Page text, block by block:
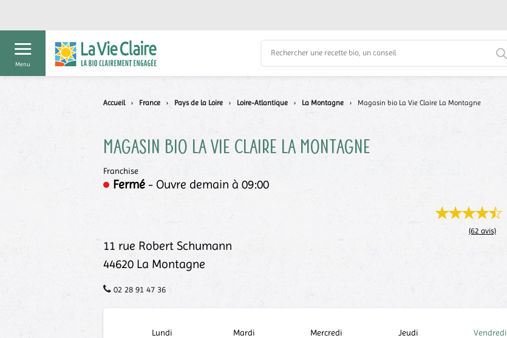
Menu
Magasin bio La Vie Claire La Montagne
Franchise
Fermé- Ouvre demain à 09:00
(62 avis)
11 rue Robert Schumann
44620 La Montagne
02 28 91 47 36
Lundi
Mardi
Mercredi
Jeudi
Vendredi
Accueil › France › Pays de la Loire › Loire-Atlantique › La Montagne › Magasin bio La Vie Claire La Montagne